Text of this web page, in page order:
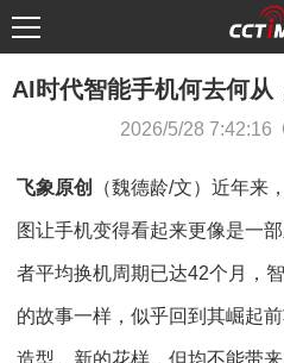
AI时代智能手机何去何从
2026/5/28 7:42:16
飞象原创 （魏德龄/文）近年来
图让手机变得看起来更像是一
者平均换机周期已达42个月，
的故事一样，似乎回到其崛起
造型、新的花样，但均不能带来